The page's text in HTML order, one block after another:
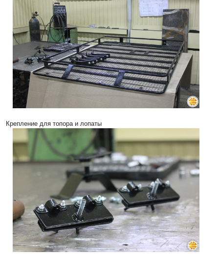
Крепление для топора и лопаты